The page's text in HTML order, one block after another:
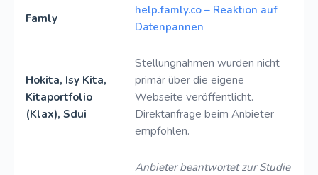
Famly
help.famly.co – Reaktion auf
Datenpannen
Hokita, Isy Kita,
Kitaportfolio
(Klax), Sdui
Stellungnahmen wurden nicht
primär über die eigene
Webseite veröffentlicht.
Direktanfrage beim Anbieter
empfohlen.
Anbieter beantwortet zur Studie